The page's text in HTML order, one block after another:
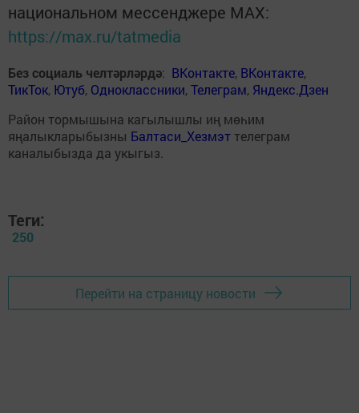
национальном мессенджере MАХ:
https://max.ru/tatmedia
Без социаль челтәрләрдә: ВКонтакте, ВКонтакте,
ТикТок, Ютуб, Одноклассники,Телеграм, Яндекс.Дзен
Район тормышына кагылышлы иң мөһим
яңалыкларыбызны Балтаси_Хезмэт телеграм
каналыбызда да укыгыз.
Теги:
250
Перейти на страницу новости